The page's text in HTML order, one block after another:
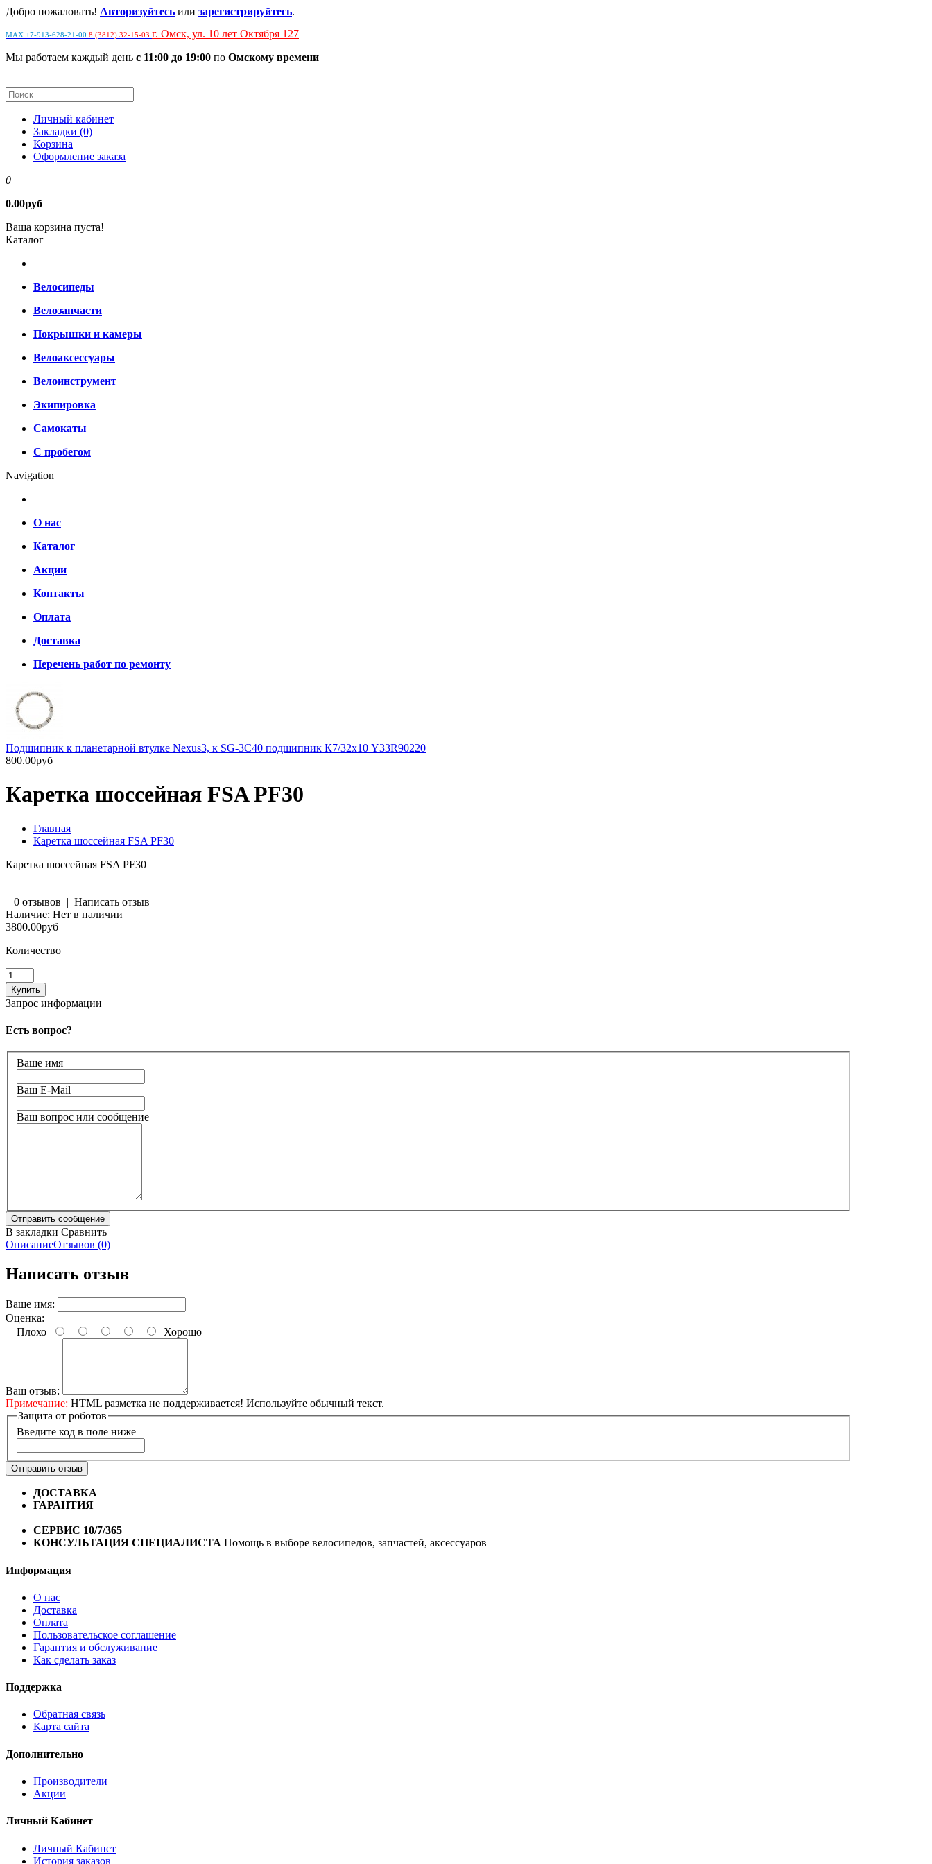
Добро пожаловать! Авторизуйтесь или зарегистрируйтесь.
MAX +7-913-628-21-00 8 (3812) 32-15-03 г. Омск, ул. 10 лет Октября 127
Мы работаем каждый день с 11:00 до 19:00 по Омскому времени
Личный кабинет
Закладки (0)
Корзина
Оформление заказа
0
0.00руб
Ваша корзина пуста!
Каталог
Велосипеды
Велозапчасти
Покрышки и камеры
Велоаксессуары
Велоинструмент
Экипировка
Самокаты
С пробегом
Navigation
О нас
Каталог
Акции
Контакты
Оплата
Доставка
Перечень работ по ремонту
Подшипник к планетарной втулке Nexus3, к SG-3C40 подшипник К7/32х10 Y33R90220
800.00руб
Каретка шоссейная FSA PF30
Главная
Каретка шоссейная FSA PF30
Каретка шоссейная FSA PF30
0 отзывов | Написать отзыв
Наличие: Нет в наличии
3800.00руб
Количество
Запрос информации
Есть вопрос?
Ваше имя
Ваш E-Mail
Ваш вопрос или сообщение
В закладки Сравнить
ОписаниеОтзывов (0)
Написать отзыв
Ваше имя:
Оценка:
Плохо
Хорошо
Ваш отзыв:
Примечание: HTML разметка не поддерживается! Используйте обычный текст.
Защита от роботов
Введите код в поле ниже
Отправить отзыв
ДОСТАВКА
ГАРАНТИЯ
СЕРВИС 10/7/365
КОНСУЛЬТАЦИЯ СПЕЦИАЛИСТА Помощь в выборе велосипедов, запчастей, аксессуаров
Информация
О нас
Доставка
Оплата
Пользовательское соглашение
Гарантия и обслуживание
Как сделать заказ
Поддержка
Обратная связь
Карта сайта
Дополнительно
Производители
Акции
Личный Кабинет
Личный Кабинет
История заказов